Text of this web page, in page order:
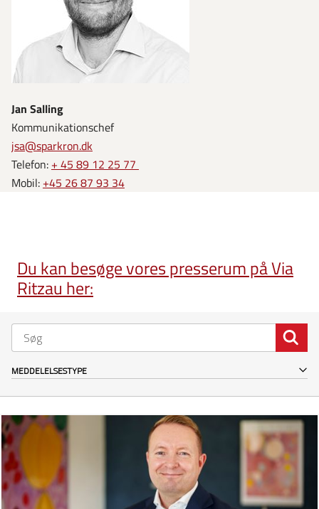
Jan Salling
Kommunikationschef
jsa@sparkron.dk
Telefon: + 45 89 12 25 77
Mobil: +45 26 87 93 34
Du kan besøge vores presserum på Via
Ritzau her: